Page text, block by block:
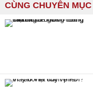
CÙNG CHUYÊN MỤC